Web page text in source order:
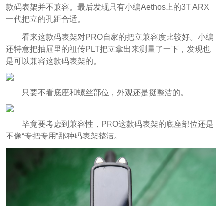
款码表架并不兼容。最后发现只有小编Aethos上的3T ARX
一代把立的孔距合适。
看来这款码表架对PRO自家的把立兼容度比较好。小编
还特意把抽屉里的祖传PLT把立拿出来测量了一下，发现也
是可以兼容这款码表架的。
只要不看底座和螺丝部位，外观还是挺整洁的。
毕竟要考虑到兼容性，PRO这款码表架的底座部位还是
不像“专把专用”那种码表架整洁。